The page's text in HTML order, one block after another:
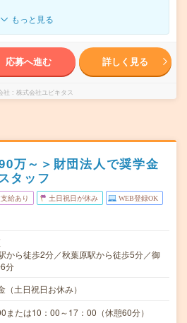
もっと見る
応募へ進む 詳しく見る
社 株式会社ユビキタス
万～＞財団法人で奨学金
タッフ
給あり 土日祝日が休み WEB登録OK
から徒歩2分／秋葉原駅から徒歩5分／御
分
（土日祝日お休み）
または10：00～17：00（休憩60分）